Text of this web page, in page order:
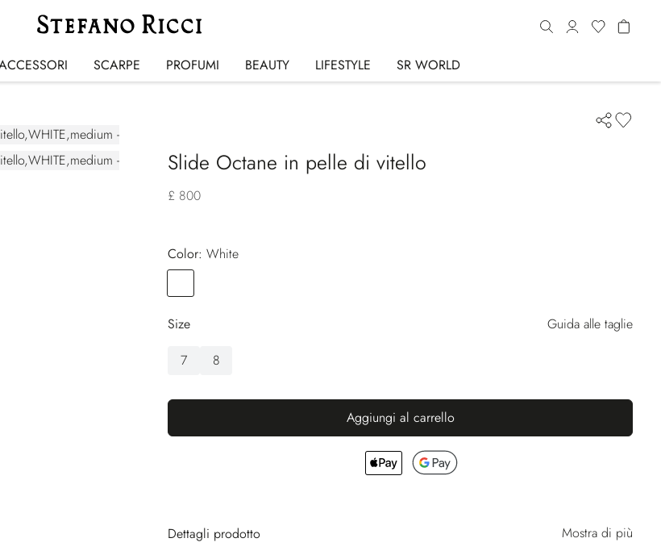
SCARPE PROFUMI BEAUTY LIFESTYLE SR WORLD
Slide Octane in pelle di vitello
£ 800
Color:
white
Size
Guida alle taglie
7
8
Aggiungi al carrello
Dettagli prodotto
Mostra di più